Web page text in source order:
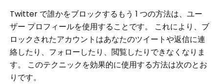
Twitter で誰かをブロックするもう 1 つの方法は、ユー
ザー プロフィールを使用することです。 これにより、ブ
ロックされたアカウントはあなたのツイートや返信に連
絡したり、フォローしたり、閲覧したりできなくなりま
す。 このテクニックを効果的に使用する方法は次のとお
りです。